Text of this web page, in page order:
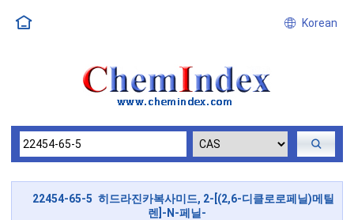
Korean
22454-65-5 히드라진카복사미드, 2-[(2,6-디클로로페닐)메틸
렌]-N-페닐-